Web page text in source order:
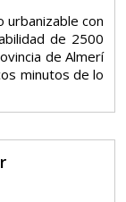
urbanizable con
de 2500
de Almerí
minutos de lo